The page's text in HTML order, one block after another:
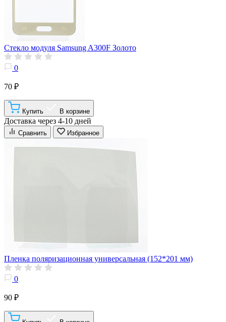
Стекло модуля Samsung A300F Золото
0
70 ₽
Купить В корзине
Доставка через 4-10 дней
Сравнить Избранное
Пленка поляризационная универсальная (152*201 мм)
0
90 ₽